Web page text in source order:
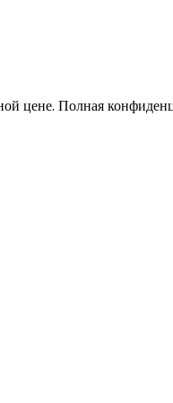
цене. Полная